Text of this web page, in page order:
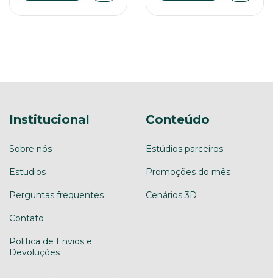
Institucional
Sobre nós
Estudios
Perguntas frequentes
Contato
Politica de Envios e
Devoluções
Conteúdo
Estúdios parceiros
Promoções do mês
Cenários 3D